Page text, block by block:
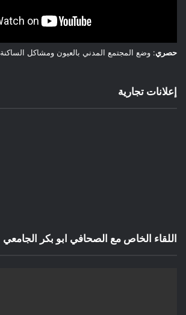
حصري: وضع المجتمع المدني بالعيون ومشاكل الساكنة
إعلانات تجارية
اللقاء الخاص مع الصحافي ابو بكر الجامعي